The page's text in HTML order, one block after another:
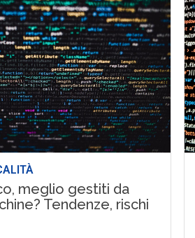
meglio gestiti da
Tendenze, rischi